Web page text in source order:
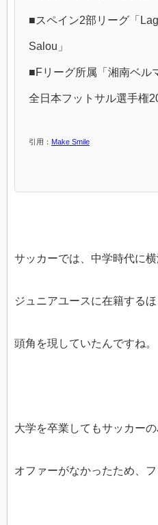
■スペイン2部リーグ「
Salou」
■Fリーグ所属「湘南ベル
全日本フットサル選手権
引用： Make Smile
サッカーでは、中学時代に
ジュニアユースに在籍する
頭角を現していたんですね。
大学を卒業してもサッカー
オファーがなかったため、フ